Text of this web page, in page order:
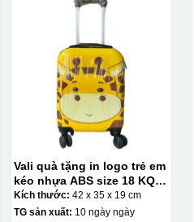
Vali quà tặng in logo trẻ em
kéo nhựa ABS size 18 KQ-
VL19
Kích thước: 42 x 35 x 19 cm
TG sản xuất: 10 ngày ngày